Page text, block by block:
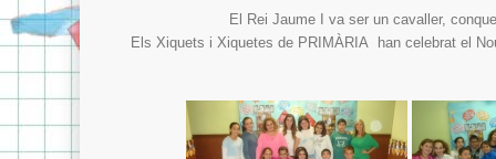
El Rei Jaume I va ser un cavaller,
Els Xiquets i Xiquetes de PRIMÀRIA han celebrat el